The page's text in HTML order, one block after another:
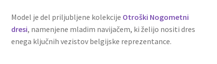
Model je del priljubljene kolekcije Otroški Nogometni
dresi, namenjene mladim navijačem, ki želijo nositi dres
enega ključnih vezistov belgijske reprezentance.